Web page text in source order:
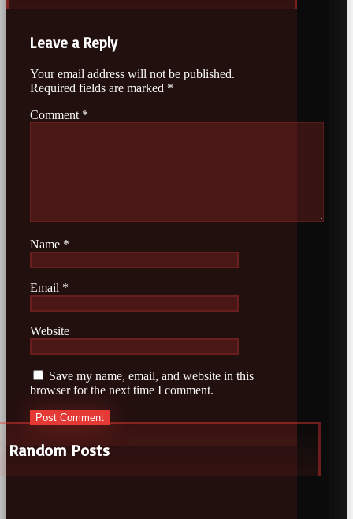
Leave a Reply
Your email address will not be published.
Required fields are marked *
Comment *
Name *
Email *
Website
Save my name, email, and website in this
browser for the next time I comment.
Random Posts